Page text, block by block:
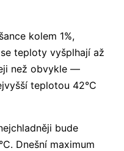
kolem 1%,
teploty vyšplhají až
než obvykle —
teplotou 42°C
bude
Dnešní maximum